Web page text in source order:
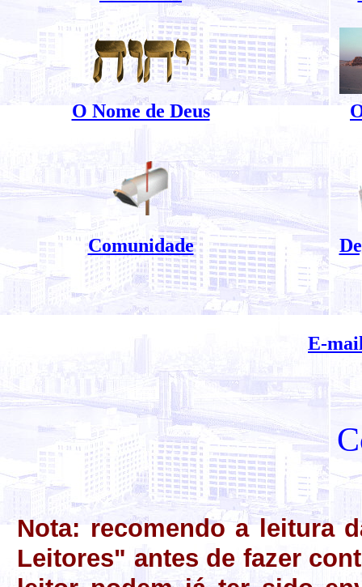
O Nome de Deus
Comunidade
E-
Nota: recomendo a leitura
Leitores" antes de fazer